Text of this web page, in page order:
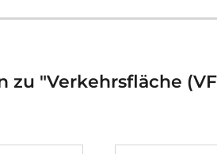
"Verkehrsfläche